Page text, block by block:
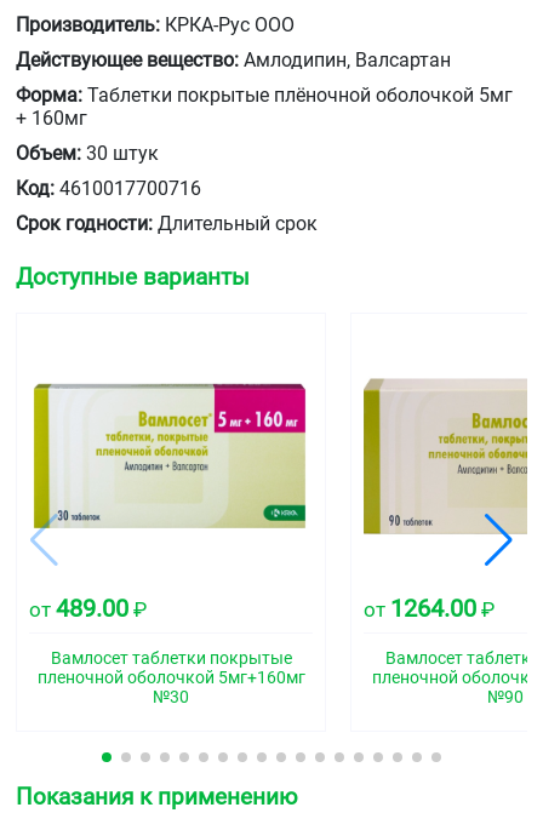
Производитель: КРКА-Рус ООО
Действующее вещество: Амлодипин, Валсартан
Форма: Таблетки покрытые плёночной оболочкой 5мг
+ 160мг
Объем: 30 штук
Код: 4610017700716
Срок годности: Длительный срок
Доступные варианты
от 489.00 ₽
Вамлосет таблетки покрытые
пленочной оболочкой 5мг+160мг
№30
от 1264.00 ₽
Вамлосет
пленочной
№90
Показания к применению